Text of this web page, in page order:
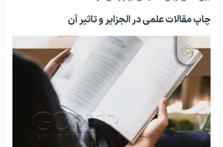
آزمون هایی که در الجزایر در زمینه های بین‌المللی در نظر
گرفته می شود بیشتر برای یادگیری زبان صحبت مردم این
کشور است و در زمینه های درسی و دانشگاهی تنها آزمون
بین‌المللی زبان انگلیسی برگزار می‌شود.
چاپ مقالات علمی در الجزایر و تاثیر آن